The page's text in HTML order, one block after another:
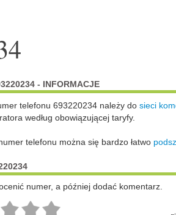
- INFORMACJE
telefonu 693220234 należy do sieci
według obowiązującej taryfy.
telefonu można się bardzo łatwo
numer, a później dodać komentarz.